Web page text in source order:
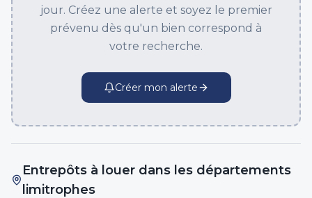
jour. Créez une alerte et soyez le premier
prévenu dès qu'un bien correspond à
votre recherche.
Créer mon alerte
Entrepôts à louer dans les départements
limitrophes